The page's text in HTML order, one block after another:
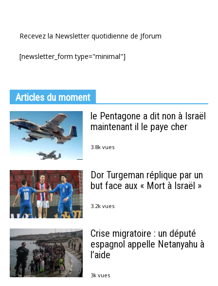
Recevez la Newsletter quotidienne de Jforum
[newsletter_form type="minimal"]
Articles du moment
le Pentagone a dit non à Israël
maintenant il le paye cher
3.8k vues
Dor Turgeman réplique par un
but face aux « Mort à Israël »
3.2k vues
Crise migratoire : un député
espagnol appelle Netanyahu à
l’aide
3k vues